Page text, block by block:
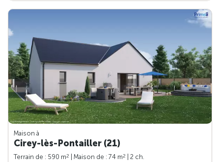
Maison à
Cirey-lès-Pontailler (21)
Terrain de : 590 m2 | Maison de : 74 m2
| 2 ch.